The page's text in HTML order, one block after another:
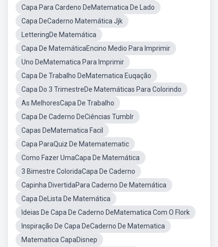
Capa Para Cardeno DeMatematica De Lado
Capa DeCaderno Matemática Jjk
LetteringDe Matemática
Capa De MatemáticaEncino Medio Para Imprimir
Uno DeMatematica Para Imprimir
Capa De Trabalho DeMatematica Euqação
Capa Do 3 TrimestreDe Matemáticas Para Colorindo
As MelhoresCapa De Trabalho
Capa De Caderno DeCiências Tumblr
Capas DeMatematica Facil
Capa ParaQuiz De Matematematic
Como Fazer UmaCapa De Matemática
3 Bimestre ColoridaCapa De Caderno
Capinha DivertidaPara Caderno De Matemática
Capa DeLista De Matemática
Ideias De Capa De Caderno DeMatematica Com O Flork
Inspiração De Capa DeCaderno De Matematica
Matematica CapaDisnep